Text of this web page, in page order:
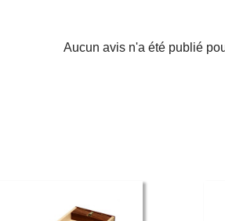
Aucun avis n'a été publié